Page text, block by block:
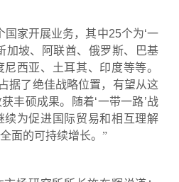
国家开展业务，其中25个为‘一
加坡、阿联酋、俄罗斯、巴基
西亚、土耳其、印度等等。
据了绝佳战略位置，有望从这
丰硕成果。随着‘一带一路’战
续为促进国际贸易和相互理解
面的可持续增长。”